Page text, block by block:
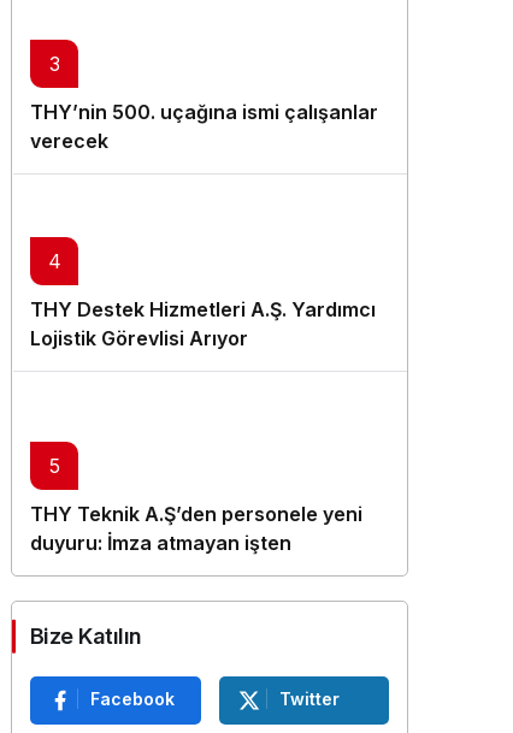
3
THY’nin 500. uçağına ismi çalışanlar
verecek
4
THY Destek Hizmetleri A.Ş. Yardımcı
Lojistik Görevlisi Arıyor
5
THY Teknik A.Ş’den personele yeni
duyuru: İmza atmayan işten
çıkarılacak
Bize Katılın
Facebook Twitter